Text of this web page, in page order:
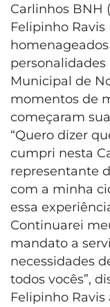
Carlinhos BNH
Felipinho
personalidades
Municipal de
momentos de
começaram
“Quero dizer
cumpri nesta
representante
com a minha
essa
Continuarei
mandato a
necessidades
todos vocês”,
Felipinho